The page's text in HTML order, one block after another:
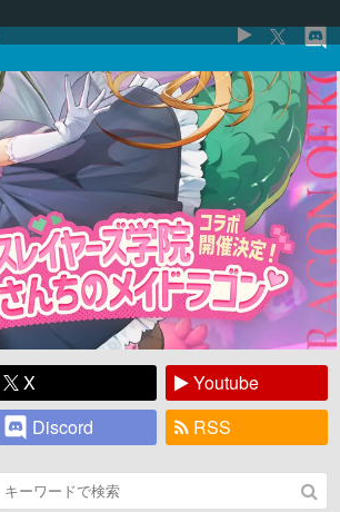
X
Youtube
Discord
RSS